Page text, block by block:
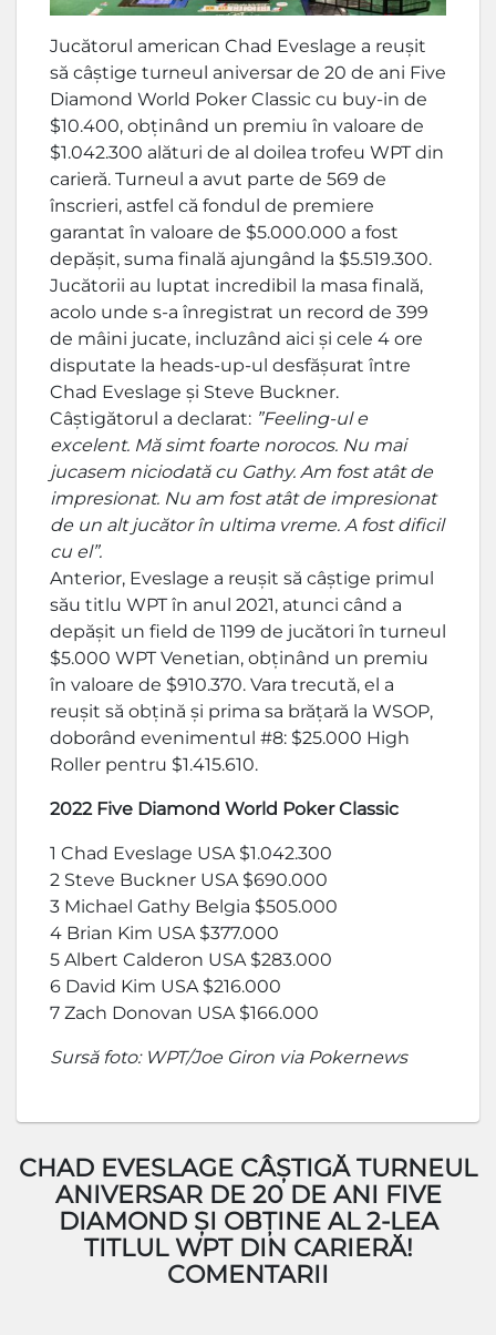
Jucătorul american Chad Eveslage a reușit
să câștige turneul aniversar de 20 de ani Five
Diamond World Poker Classic cu buy-in de
$10.400, obținând un premiu în valoare de
$1.042.300 alături de al doilea trofeu WPT din
carieră. Turneul a avut parte de 569 de
înscrieri, astfel că fondul de premiere
garantat în valoare de $5.000.000 a fost
depășit, suma finală ajungând la $5.519.300.
Jucătorii au luptat incredibil la masa finală,
acolo unde s-a înregistrat un record de 399
de mâini jucate, incluzând aici și cele 4 ore
disputate la heads-up-ul desfășurat între
Chad Eveslage și Steve Buckner.
Câștigătorul a declarat: ”Feeling-ul e
excelent. Mă simt foarte norocos. Nu mai
jucasem niciodată cu Gathy. Am fost atât de
impresionat. Nu am fost atât de impresionat
de un alt jucător în ultima vreme. A fost dificil
cu el”.
Anterior, Eveslage a reușit să câștige primul
său titlu WPT în anul 2021, atunci când a
depășit un field de 1199 de jucători în turneul
$5.000 WPT Venetian, obținând un premiu
în valoare de $910.370. Vara trecută, el a
reușit să obțină și prima sa brățară la WSOP,
doborând evenimentul #8: $25.000 High
Roller pentru $1.415.610.
2022 Five Diamond World Poker Classic
1 Chad Eveslage USA $1.042.300
2 Steve Buckner USA $690.000
3 Michael Gathy Belgia $505.000
4 Brian Kim USA $377.000
5 Albert Calderon USA $283.000
6 David Kim USA $216.000
7 Zach Donovan USA $166.000
Sursă foto: WPT/Joe Giron via Pokernews
CHAD EVESLAGE CÂȘTIGĂ TURNEUL
ANIVERSAR DE 20 DE ANI FIVE
DIAMOND ȘI OBȚINE AL 2-LEA
TITLUL WPT DIN CARIERĂ!
COMENTARII